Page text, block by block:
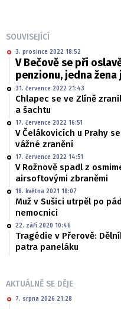
SOUVISEJÍCÍ
3. prosince 2022 18:52
V Bečově se při
penzionu, jedna žena
31. července 2022 21:43
Chlapec se ve Zlíně
a šachtu
17. července 2022 16:51
V Čelákovicích u Prahy
vážné zranění
17. července 2022 14:51
V Rožnově spadl z
airsoftovými zbraněmi
18. května 2021 18:07
Muž v Sušici utrpěl po
nemocnici
22. září 2020 10:46
Tragédie v Přerově:
patra paneláku
AKTUÁLNĚ SE DĚJE
7. srpna 2026 21:28